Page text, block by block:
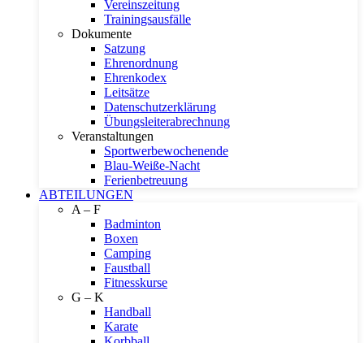
Vereinszeitung
Trainingsausfälle
Dokumente
Satzung
Ehrenordnung
Ehrenkodex
Leitsätze
Datenschutzerklärung
Übungsleiterabrechnung
Veranstaltungen
Sportwerbewochenende
Blau-Weiße-Nacht
Ferienbetreuung
ABTEILUNGEN
A – F
Badminton
Boxen
Camping
Faustball
Fitnesskurse
G – K
Handball
Karate